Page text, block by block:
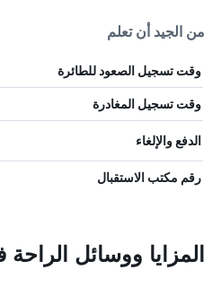
من الجيد أن تعلم
وقت تسجيل الصعود للطائرة
وقت تسجيل المغادرة
الدفع والإلغاء
رقم مكتب الاستقبال
المزايا ووسائل